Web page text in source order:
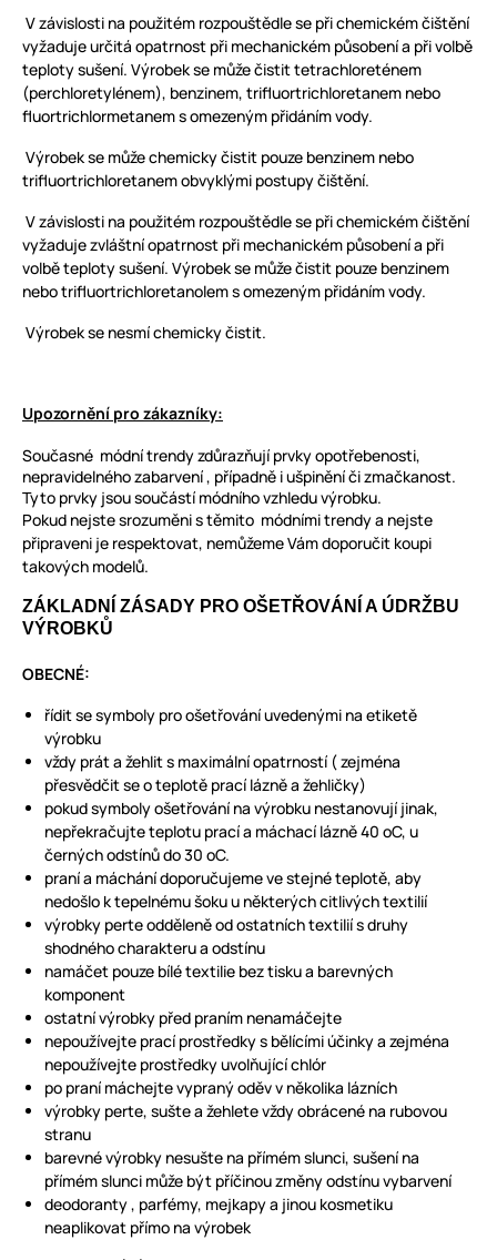
V závislosti na použitém rozpouštědle se při chemickém čištění
vyžaduje určitá opatrnost při mechanickém působení a při volbě
teploty sušení. Výrobek se může čistit tetrachloreténem
(perchloretylénem), benzinem, trifluortrichloretanem nebo
fluortrichlormetanem s omezeným přidáním vody.
Výrobek se může chemicky čistit pouze benzinem nebo
trifluortrichloretanem obvyklými postupy čištění.
V závislosti na použitém rozpouštědle se při chemickém čištění
vyžaduje zvláštní opatrnost při mechanickém působení a při
volbě teploty sušení. Výrobek se může čistit pouze benzinem
nebo trifluortrichloretanolem s omezeným přidáním vody.
Výrobek se nesmí chemicky čistit.
Upozornění pro zákazníky:
Současné módní trendy zdůrazňují prvky opotřebenosti,
nepravidelného zabarvení , případně i ušpinění či zmačkanost.
Tyto prvky jsou součástí módního vzhledu výrobku.
Pokud nejste srozuměni s těmito módními trendy a nejste
připraveni je respektovat, nemůžeme Vám doporučit koupi
takových modelů.
ZÁKLADNÍ ZÁSADY PRO OŠETŘOVÁNÍ A ÚDRŽBU
VÝROBKŮ
OBECNÉ:
řídit se symboly pro ošetřování uvedenými na etiketě
výrobku
vždy prát a žehlit s maximální opatrností ( zejména
přesvědčit se o teplotě prací lázně a žehličky)
pokud symboly ošetřování na výrobku nestanovují jinak,
nepřekračujte teplotu prací a máchací lázně 40 oC, u
černých odstínů do 30 oC.
praní a máchání doporučujeme ve stejné teplotě, aby
nedošlo k tepelnému šoku u některých citlivých textilií
výrobky perte odděleně od ostatních textilií s druhy
shodného charakteru a odstínu
namáčet pouze bílé textilie bez tisku a barevných
komponent
ostatní výrobky před praním nenamáčejte
nepoužívejte prací prostředky s bělícími účinky a zejména
nepoužívejte prostředky uvolňující chlór
po praní máchejte vypraný oděv v několika lázních
výrobky perte, sušte a žehlete vždy obrácené na rubovou
stranu
barevné výrobky nesušte na přímém slunci, sušení na
přímém slunci může být příčinou změny odstínu vybarvení
deodoranty , parfémy, mejkapy a jinou kosmetiku
neaplikovat přímo na výrobek